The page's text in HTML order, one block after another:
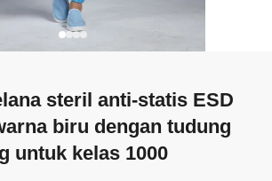
steril anti-statis ESD
biru dengan tudung
untuk kelas 1000